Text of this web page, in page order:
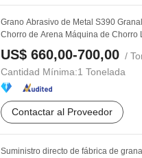
Grano Abrasivo de Metal S390
Chorro de Arena Máquina de Chorro
US$ 660,00-700,00 /
Cantidad Mínima:1 Tonelada
Contactar al Proveedor
Suministro directo de fábrica de